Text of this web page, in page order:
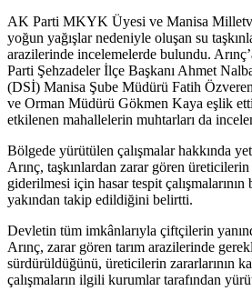
AK Parti MKYK Üyesi ve Manisa
yoğun yağışlar nedeniyle oluşan su
arazilerinde incelemelerde bulundu.
Parti Şehzadeler İlçe Başkanı Ahmet
(DSİ) Manisa Şube Müdürü Fatih
ve Orman Müdürü Gökmen Kaya eşlik
etkilenen mahallelerin muhtarları da
Bölgede yürütülen çalışmalar hakkında
Arınç, taşkınlardan zarar gören üreticilerin
giderilmesi için hasar tespit çalışmalarının
yakından takip edildiğini belirtti.
Devletin tüm imkânlarıyla çiftçilerin
Arınç, zarar gören tarım arazilerinde
sürdürüldüğünü, üreticilerin zararlarının
çalışmaların ilgili kurumlar tarafından